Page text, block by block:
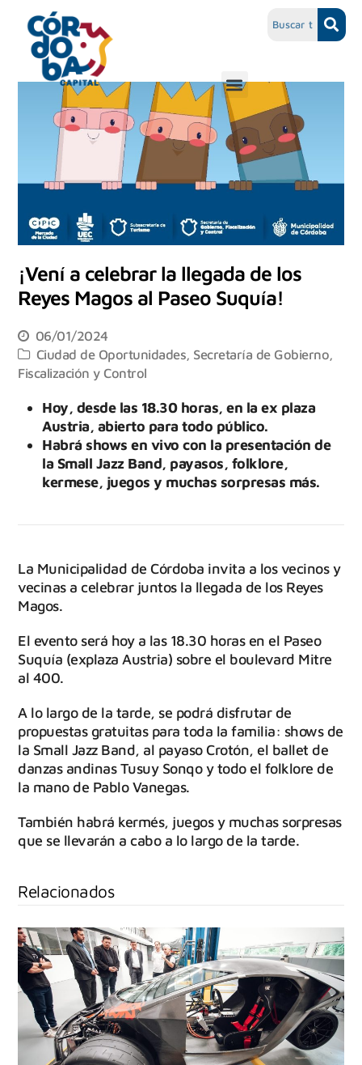
¡Vení a celebrar la llegada de los
Reyes Magos al Paseo Suquía!
06/01/2024
Ciudad de Oportunidades Secretaría de Gobierno,
Fiscalización y Control
Hoy, desde las 18.30 horas, en la ex plaza
Austria, abierto para todo público.
Habrá shows en vivo con la presentación de
la Small Jazz Band, payasos, folklore,
kermese, juegos y muchas sorpresas más.
La Municipalidad de Córdoba invita a los vecinos y
vecinas a celebrar juntos la llegada de los Reyes
Magos.
El evento será hoy a las 18.30 horas en el Paseo
Suquía (explaza Austria) sobre el boulevard Mitre
al 400.
A lo largo de la tarde, se podrá disfrutar de
propuestas gratuitas para toda la familia: shows de
la Small Jazz Band, al payaso Crotón, el ballet de
danzas andinas Tusuy Sonqo y todo el folklore de
la mano de Pablo Vanegas.
También habrá kermés, juegos y muchas sorpresas
que se llevarán a cabo a lo largo de la tarde.
Relacionados